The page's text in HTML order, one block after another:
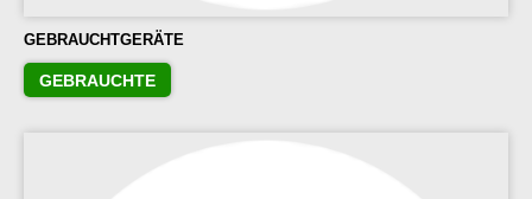
GEBRAUCHTGERÄTE
GEBRAUCHTE